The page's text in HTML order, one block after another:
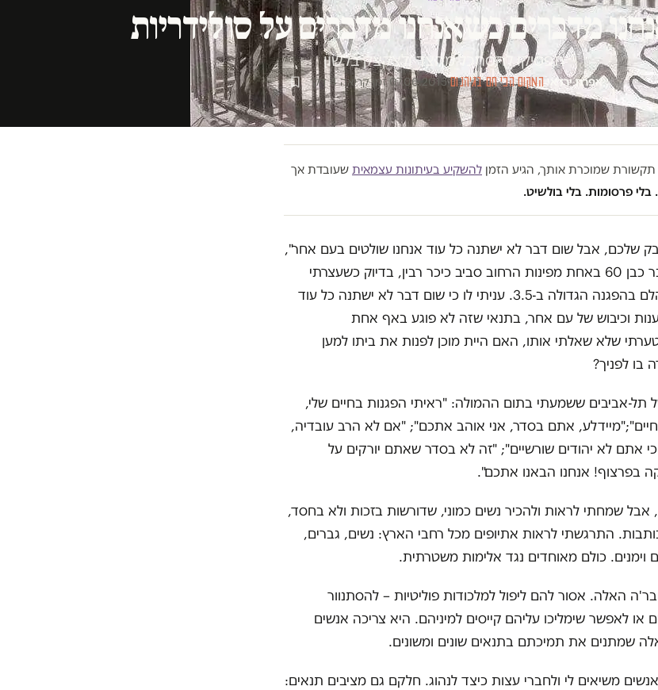
מדברים כשאנחנו מדברים על סולידריות
תפסיקו להסתכל מהצד ולצקצק בלשון
אפרת ירדאי·המקום הכי חם בגיהנום·
07.06.2015
·זמן קריאה 4 דק׳
תקשורת שמוכרת אותך, הגיע הזמן להשקיע בעיתונות עצמאית שעובדת אך
בלי פרסומות. בלי בולשיט.
שלכם, אבל שום דבר לא ישתנה כל עוד אנחנו שולטים בעם אחר",
כך אמר לי גבר כבן 60 באחת מפינות הרחוב סביב כיכר רבין, בדיוק כשעצרתי
לנוח מבריחה מרימוני הלם בהפגנה הגדולה ב-3.5. עניתי לו כי שום דבר לא ישתנה כל עוד
וכיבוש של עם אחר, בתנאי שזה לא פוגע באף אחת
שלא שאלתי אותו, האם היית מוכן לפנות את ביתו למען
בו לפניך?
תל-אביבים ששמעתי בתום ההמולה: "ראיתי הפגנות בחיים שלי,
אתם בסדר, אני אוהב אתכם"; "אם לא הרב עובדיה,
אתם לא יהודים שורשיים"; "זה לא בסדר שאתם יורקים על
בפרצוף! אנחנו הבאנו אתכם".
שמחתי לראות ולהכיר נשים כמוני, שדורשות בזכות ולא בחסד,
התרגשתי לראות אתיופים מכל רחבי הארץ: נשים, גברים,
וימנים. כולם מאוחדים נגד אלימות משטרתית.
האלה. אסור להם ליפול למלכודות פוליטיות – להסתנוור
או לאפשר שימליכו עליהם קייסים למיניהם. היא צריכה אנשים
שמתנים את תמיכתם בתנאים שונים ומשונים.
משיאים לי ולחברי עצות כיצד לנהוג. חלקם גם מציבים תנאים: